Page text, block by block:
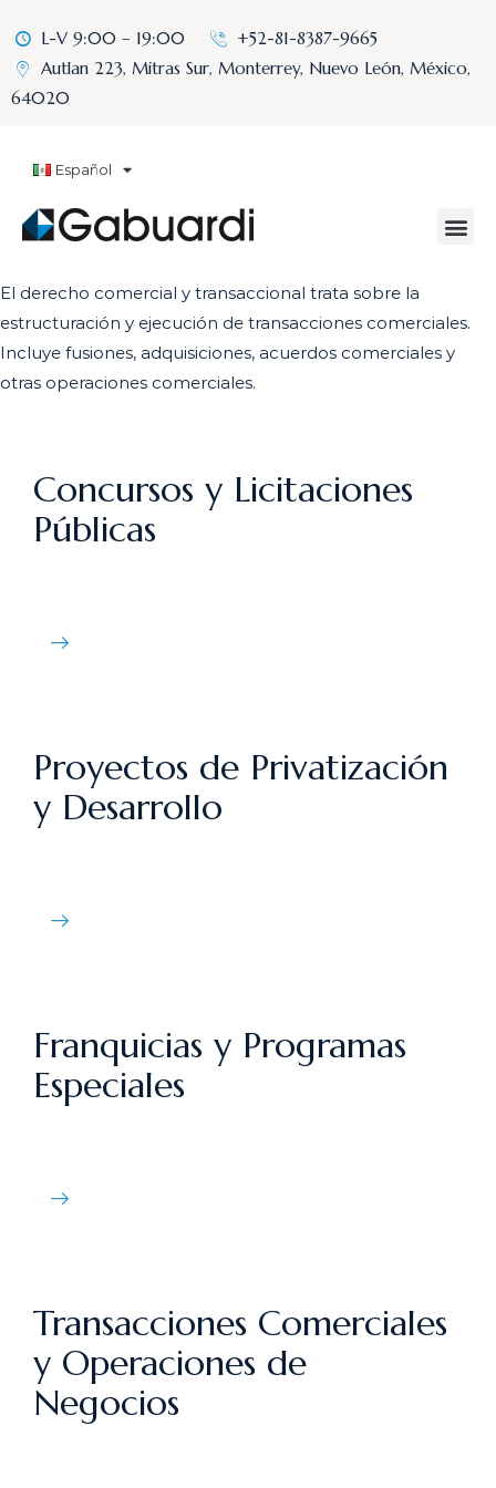
L-V 9:00 – 19:00
+52-81-8387-9665
Autlan 223, Mitras Sur, Monterrey, Nuevo León, México,
64020
Español
El derecho comercial y transaccional trata sobre la
estructuración y ejecución de transacciones comerciales.
Incluye fusiones, adquisiciones, acuerdos comerciales y
otras operaciones comerciales.
Concursos y Licitaciones
Públicas
Proyectos de Privatización
y Desarrollo
Franquicias y Programas
Especiales
Transacciones Comerciales
y Operaciones de
Negocios